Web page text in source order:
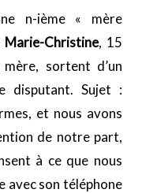
n-ième « mère
Marie-Christine, 15
sortent d’un
disputant. Sujet :
et nous avons
de notre part,
à ce que nous
avec son téléphone